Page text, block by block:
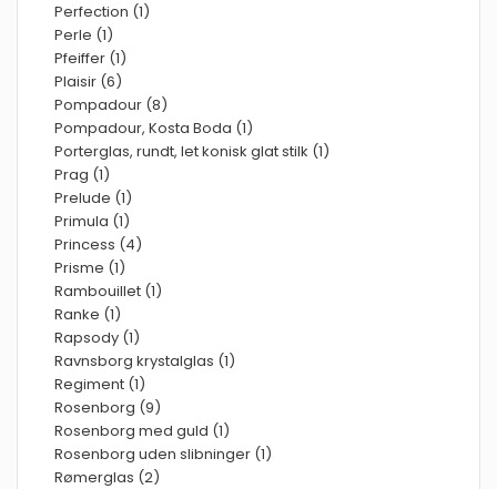
Perfection (1)
Perle (1)
Pfeiffer (1)
Plaisir (6)
Pompadour (8)
Pompadour, Kosta Boda (1)
Porterglas, rundt, let konisk glat stilk (1)
Prag (1)
Prelude (1)
Primula (1)
Princess (4)
Prisme (1)
Rambouillet (1)
Ranke (1)
Rapsody (1)
Ravnsborg krystalglas (1)
Regiment (1)
Rosenborg (9)
Rosenborg med guld (1)
Rosenborg uden slibninger (1)
Rømerglas (2)